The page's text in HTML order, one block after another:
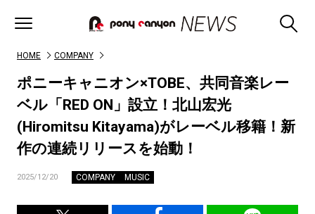
HOME COMPANY
ポニーキャニオン×TOBE、共同音楽レー
ベル「RED ON」設立！北山宏光
(Hiromitsu Kitayama)がレーベル移籍！新
作の連続リリースを始動！
2025/12/20 COMPANY MUSIC